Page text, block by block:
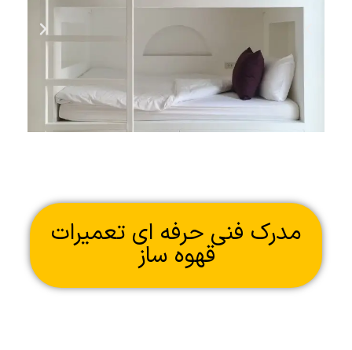
مدرک فنی حرفه ای تعمیرات
قهوه ساز